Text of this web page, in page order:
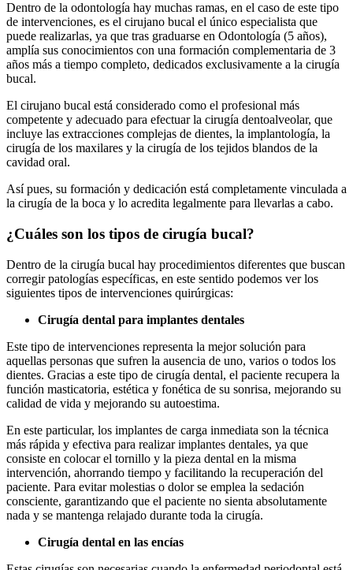
Dentro de la odontología hay muchas ramas, en el caso de este tipo
de intervenciones, es el cirujano bucal el único especialista que
puede realizarlas, ya que tras graduarse en Odontología (5 años),
amplía sus conocimientos con una formación complementaria de 3
años más a tiempo completo, dedicados exclusivamente a la cirugía
bucal.
El cirujano bucal está considerado como el profesional más
competente y adecuado para efectuar la cirugía dentoalveolar, que
incluye las extracciones complejas de dientes, la implantología, la
cirugía de los maxilares y la cirugía de los tejidos blandos de la
cavidad oral.
Así pues, su formación y dedicación está completamente vinculada a
la cirugía de la boca y lo acredita legalmente para llevarlas a cabo.
¿Cuáles son los tipos de cirugía bucal?
Dentro de la cirugía bucal hay procedimientos diferentes que buscan
corregir patologías específicas, en este sentido podemos ver los
siguientes tipos de intervenciones quirúrgicas:
Cirugía dental para implantes dentales
Este tipo de intervenciones representa la mejor solución para
aquellas personas que sufren la ausencia de uno, varios o todos los
dientes. Gracias a este tipo de cirugía dental, el paciente recupera la
función masticatoria, estética y fonética de su sonrisa, mejorando su
calidad de vida y mejorando su autoestima.
En este particular, los implantes de carga inmediata son la técnica
más rápida y efectiva para realizar implantes dentales, ya que
consiste en colocar el tornillo y la pieza dental en la misma
intervención, ahorrando tiempo y facilitando la recuperación del
paciente. Para evitar molestias o dolor se emplea la sedación
consciente, garantizando que el paciente no sienta absolutamente
nada y se mantenga relajado durante toda la cirugía.
Cirugía dental en las encías